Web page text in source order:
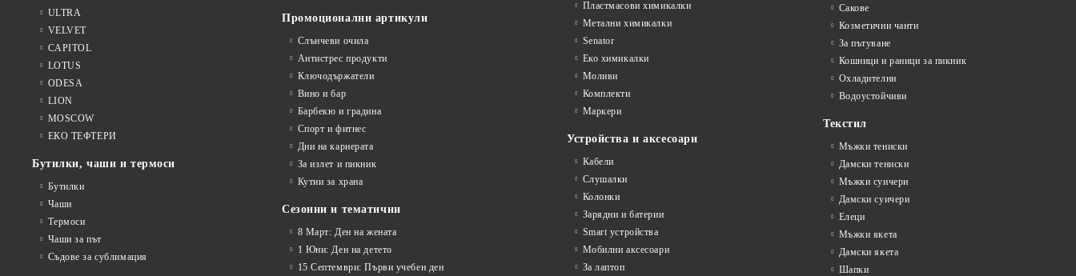
ULTRA
VELVET
CAPITOL
LOTUS
ODESA
LION
MOSCOW
ЕКО ТЕФТЕРИ
Бутилки, чаши и термоси
Бутилки
Чаши
Термоси
Чаши за път
Съдове за сублимация
Промоционални артикули
Слънчеви очила
Антистрес продукти
Ключодържатели
Вино и бар
Барбекю и градина
Спорт и фитнес
Дни на кариерата
За излет и пикник
Кутии за храна
Сезонни и тематични
8 Март: Ден на жената
1 Юни: Ден на детето
15 Септември: Първи учебен ден
Пластмасови химикалки
Метални химикалки
Senator
Еко химикалки
Моливи
Комплекти
Маркери
Устройства и аксесоари
Кабели
Слушалки
Колонки
Зарядни и батерии
Smart устройства
Мобилни аксесоари
За лаптоп
Сакове
Козметични чанти
За пътуване
Кошници и раници за пикник
Охладителни
Водоустойчиви
Текстил
Мъжки тениски
Дамски тениски
Мъжки суичери
Дамски суичери
Елеци
Мъжки якета
Дамски якета
Шапки